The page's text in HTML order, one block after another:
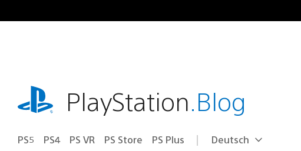
Inhalt
playstation.comPlayStation.Blog
PS5 PS4 PS VR PS Store PS Plus Select
Aktuelle
Deutsch